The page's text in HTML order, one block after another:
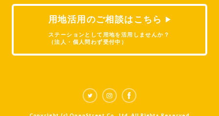
用地活用のご相談はこちら
ステーションとして用地を活用しませんか？
（法人・個人問わず受付中）